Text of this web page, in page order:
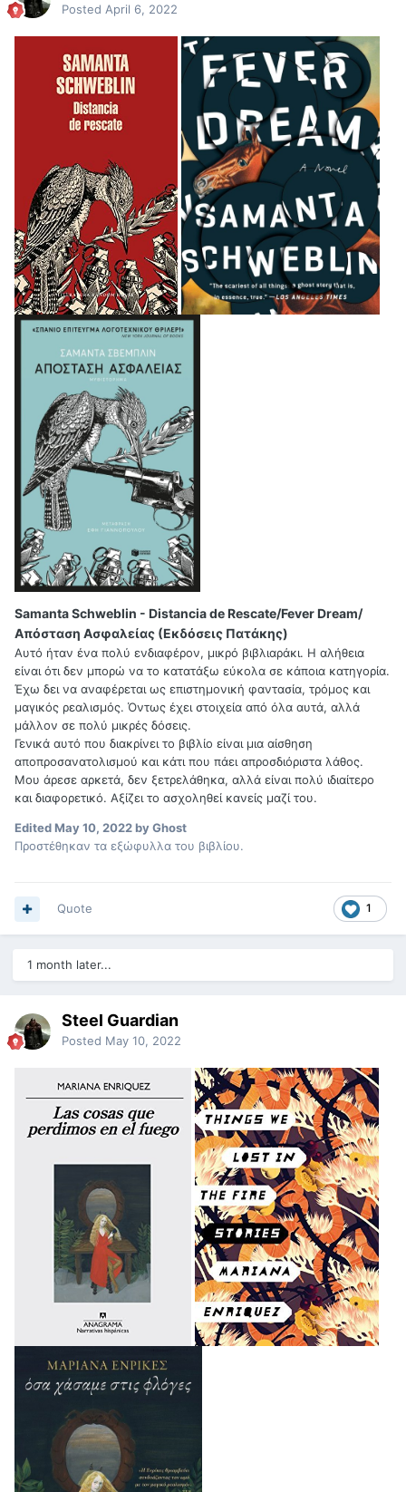
Posted April 6, 2022
Samanta Schweblin - Distancia de Rescate/Fever Dream/
Απόσταση Ασφαλείας (Εκδόσεις Πατάκης)
Αυτό ήταν ένα πολύ ενδιαφέρον, μικρό βιβλιαράκι. Η αλήθεια
είναι ότι δεν μπορώ να το κατατάξω εύκολα σε κάποια κατηγορία.
Έχω δει να αναφέρεται ως επιστημονική φαντασία, τρόμος και
μαγικός ρεαλισμός. Όντως έχει στοιχεία από όλα αυτά, αλλά
μάλλον σε πολύ μικρές δόσεις.
Γενικά αυτό που διακρίνει το βιβλίο είναι μια αίσθηση
αποπροσανατολισμού και κάτι που πάει απροσδιόριστα λάθος.
Μου άρεσε αρκετά, δεν ξετρελάθηκα, αλλά είναι πολύ ιδιαίτερο
και διαφορετικό. Αξίζει το ασχοληθεί κανείς μαζί του.
EditedMay 10, 2022by Ghost
Προστέθηκαν τα εξώφυλλα του βιβλίου.
1
Quote
1 month later...
Steel Guardian
Posted May 10, 2022